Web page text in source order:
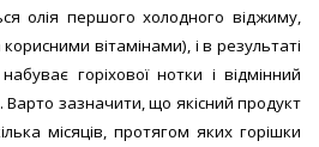
олія першого холодного віджиму,
вітамінами), і в результаті
горіхової нотки і відмінний
Варто зазначити, що якісний продукт
місяців, протягом яких горішки